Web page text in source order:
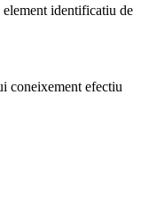
element identificatiu de
coneixement efectiu